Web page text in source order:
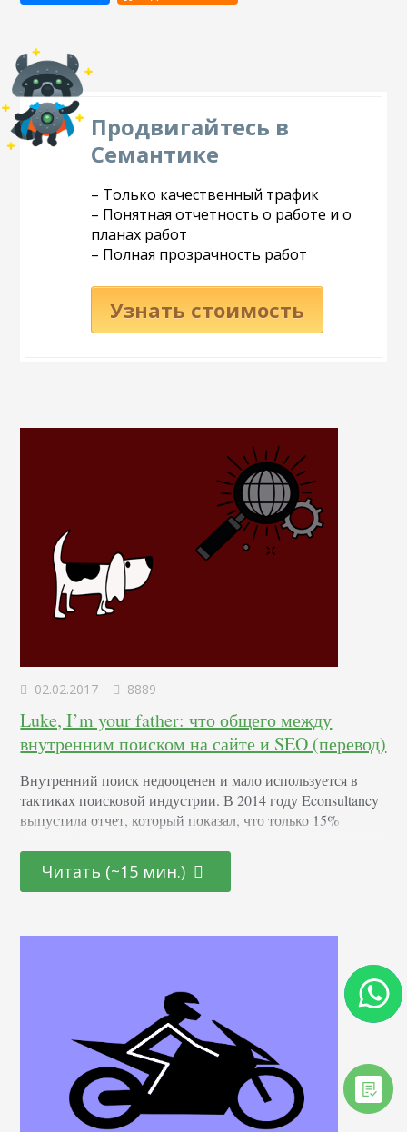
Продвигайтесь в
Семантике
– Только качественный трафик
– Понятная отчетность о работе и о
планах работ
– Полная прозрачность работ
Узнать стоимость
02.02.2017 8889
Luke, I’m your father: что общего между
внутренним поиском на сайте и SEO (перевод)
Внутренний поиск недооценен и мало используется в
тактиках поисковой индустрии. В 2014 году Econsultancy
выпустила отчет, который показал, что только 15%
внутренний поиск. В то же время 42% компаний
включают его в другие показатели, а еще 42%
Читать (~15 мин.)